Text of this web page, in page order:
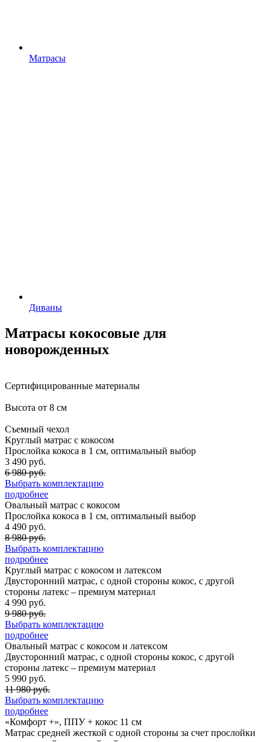
Матрасы
Диваны
Матрасы кокосовые для
новорожденных
Сертифицированные материалы
Высота от 8 см
Съемный чехол
Круглый матрас с кокосом
Прослойка кокоса в 1 см, оптимальный выбор
3 490 руб.
6 980 руб.
Выбрать комплектацию
подробнее
Овальный матрас с кокосом
Прослойка кокоса в 1 см, оптимальный выбор
4 490 руб.
8 980 руб.
Выбрать комплектацию
подробнее
Круглый матрас с кокосом и латексом
Двусторонний матрас, с одной стороны кокос, с другой
стороны латекс – премиум материал
4 990 руб.
9 980 руб.
Выбрать комплектацию
подробнее
Овальный матрас с кокосом и латексом
Двусторонний матрас, с одной стороны кокос, с другой
стороны латекс – премиум материал
5 990 руб.
11 980 руб.
Выбрать комплектацию
подробнее
«Комфорт +», ППУ + кокос 11 см
Матрас средней жесткой с одной стороны за счет прослойки